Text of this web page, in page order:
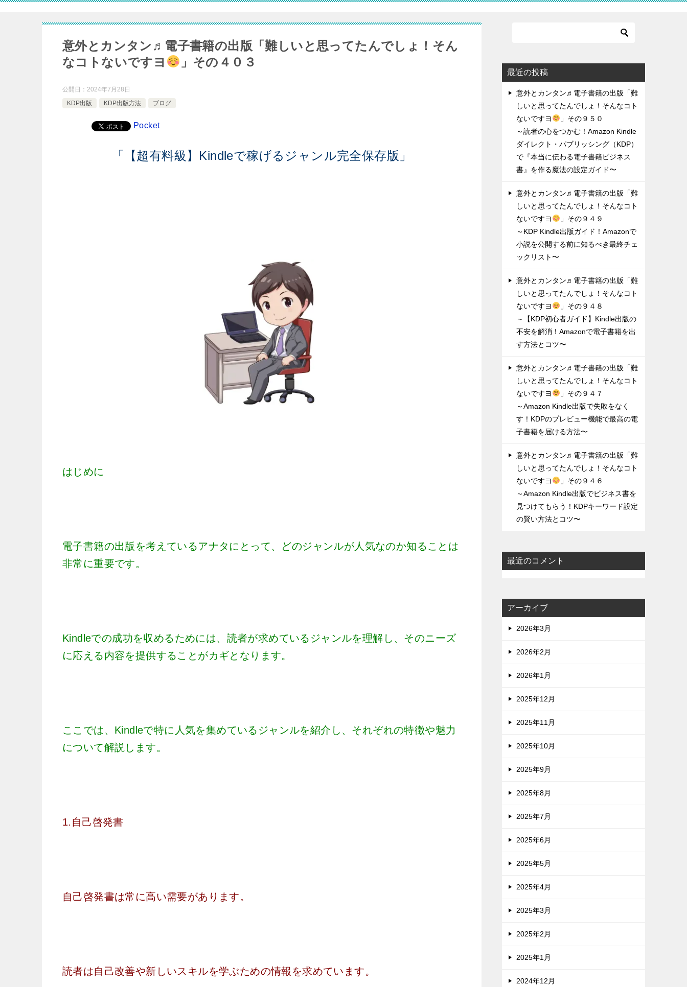
意外とカンタン♬電子書籍の出版「難しいと思ってたんでしょ！そん
なコトないですヨ
」その４０３
公開日： 2024年7月28日
KDP出版
KDP出版方法 ブログ
Pocket
「【超有料級】Kindleで稼げるジャンル完全保存版」
はじめに
電子書籍の出版を考えているアナタにとって、どのジャンルが人気なのか知ることは
非常に重要です。
Kindleでの成功を収めるためには、読者が求めているジャンルを理解し、そのニーズ
に応える内容を提供することがカギとなります。
ここでは、Kindleで特に人気を集めているジャンルを紹介し、それぞれの特徴や魅力
について解説します。
1.自己啓発書
自己啓発書は常に高い需要があります。
読者は自己改善や新しいスキルを学ぶための情報を求めています。
最近の投稿
意外とカンタン♬電子書籍の出版「難
しいと思ってたんでしょ！そんなコト
ないですヨ
」その９５０
～読者の心をつかむ！Amazon Kindle
ダイレクト・パブリッシング（KDP）
で『本当に伝わる電子書籍ビジネス
書』を作る魔法の設定ガイド〜
意外とカンタン♬電子書籍の出版「難
しいと思ってたんでしょ！そんなコト
ないですヨ
」その９４９
～KDP Kindle出版ガイド！Amazonで
小説を公開する前に知るべき最終チェ
ックリスト〜
意外とカンタン♬電子書籍の出版「難
しいと思ってたんでしょ！そんなコト
ないですヨ
」その９４８
～【KDP初心者ガイド】Kindle出版の
不安を解消！Amazonで電子書籍を出
す方法とコツ〜
意外とカンタン♬電子書籍の出版「難
しいと思ってたんでしょ！そんなコト
ないですヨ
」その９４７
～Amazon Kindle出版で失敗をなく
す！KDPのプレビュー機能で最高の電
子書籍を届ける方法〜
意外とカンタン♬電子書籍の出版「難
しいと思ってたんでしょ！そんなコト
ないですヨ
」その９４６
～Amazon Kindle出版でビジネス書を
見つけてもらう！KDPキーワード設定
の賢い方法とコツ〜
最近のコメント
アーカイブ
2026年3月
2026年2月
2026年1月
2025年12月
2025年11月
2025年10月
2025年9月
2025年8月
2025年7月
2025年6月
2025年5月
2025年4月
2025年3月
2025年2月
2025年1月
2024年12月